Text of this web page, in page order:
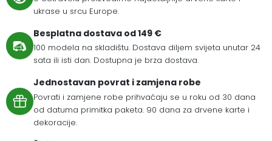
ukrase u srcu Europe.
Besplatna dostava od 149 €
100 modela na skladištu. Dostava diljem svijeta unutar 24
sata ili isti dan. Dostupna je brza dostava.
Jednostavan povrat i zamjena robe
Povrati i zamjene robe prihvaćaju se u roku od 30 dana
od datuma primitka paketa. 90 dana za drvene karte i
dekoracije.